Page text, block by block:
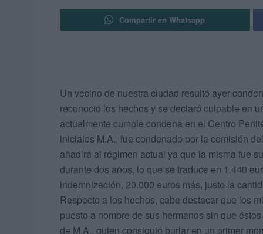
Compartir en Whatsapp
Un vecino de nuestra ciudad resultó ayer
reconoció los hechos y se declaró culpable en
actualmente cumple condena en el Centro
iniciales M.A., fue condenado por la comisión
añadirá al régimen actual ya que la misma fue
durante dos años, lo que se traduce en 1.440
indemnización, 20.000 euros más, justo la
Respecto a los hechos, cabe destacar que los
puesto a nombre de sus hermanos sin que
de M.A., quien consiguió burlar en un primer